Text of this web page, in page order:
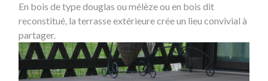
En bois de type douglas ou mélèze ou en bois dit
reconstitué, la terrasse extérieure crée un lieu convivial à
partager.